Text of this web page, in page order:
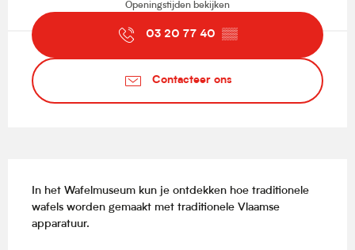
Openingstijden bekijken
03 20 77 40 ▒▒
Contacteer ons
In het Wafelmuseum kun je ontdekken hoe traditionele
wafels worden gemaakt met traditionele Vlaamse
apparatuur.